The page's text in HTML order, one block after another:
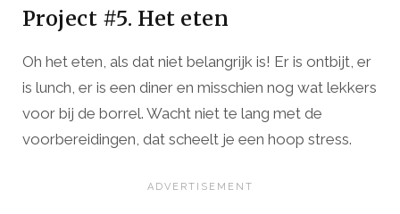
Project #5. Het eten
Oh het eten, als dat niet belangrijk is! Er is ontbijt, er
is lunch, er is een diner en misschien nog wat lekkers
voor bij de borrel. Wacht niet te lang met de
voorbereidingen, dat scheelt je een hoop stress.